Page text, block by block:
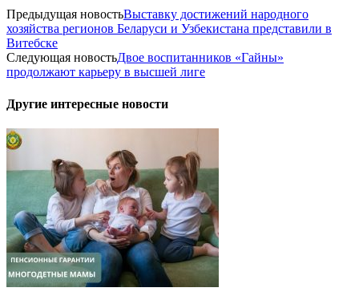
Предыдущая новостьВыставку достижений народного
хозяйства регионов Беларуси и Узбекистана представили в
Витебске
Следующая новостьДвое воспитанников «Гайны»
продолжают карьеру в высшей лиге
Другие интересные новости